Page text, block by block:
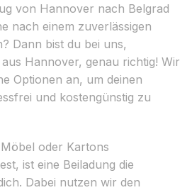
von Hannover nach Belgrad
nach einem zuverlässigen
Dann bist du bei uns,
Hannover, genau richtig! Wir
Optionen an, um deinen
und kostengünstig zu
oder Kartons
ist eine Beiladung die
Dabei nutzen wir den